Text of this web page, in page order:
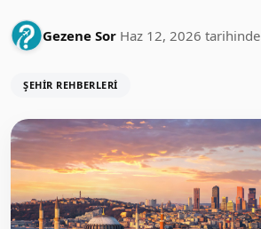
Gezene Sor Haz 12, 2026 tarihinde
ŞEHIR REHBERLERI